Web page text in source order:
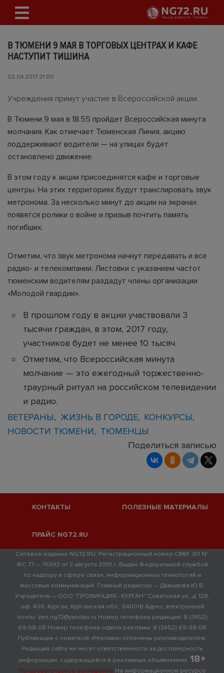
В ТЮМЕНИ 9 МАЯ В ТОРГОВЫХ ЦЕНТРАХ И КАФЕ
НАСТУПИТ ТИШИНА
02.04.2017 21:00
Учреждения примут участие в Всероссийской акции.
В Тюмени 9 мая в 18.55 пройдет Всероссийская минута
молчания. Как отмечает Тюменская Линия, акцию
поддерживают водители — на улицах будет
остановлено движение.
В этом году к акции присоединятся кафе и торговые
центры. На этих территориях будут транслировать звук
метронома. За несколько минут до акции на экранах
появятся ролики о войне и призыв почтить память
погибших.
Отметим, что звук метронома начнут передавать и все
радио- и телекомпании. Листовки с указанием частот
тюменским водителям раздадут члены организации
«Молодой гвардии».
В прошлом году в акции участвовали 3
тысячи граждан, в этом, 2017 году,
участников будет не менее 10 тысяч.
Отметим, что Всероссийская минута
молчание — это ежегодный торжественно-
траурный ритуал на российском телевидении
и радио.
ВЕТЕРАНЫ
ЖИЗНЬ В ГОРОДЕ
КОНКУРСЫ
НОВОСТИ ТЮМЕНИ
ТЮМЕНЦЫ
Поделиться записью
КОНТАКТЫ ПОЛЕЗНЫЕ МАТЕРИАЛЫ
ПРАЙС NG72.RU
Сетевое издание NG72.RU. Регистрационный номер СМИ: ЭЛ №
ФС 77 — 76393 от 2 августа 2019 г. Выдан Федеральной службой
по надзору в сфере связи, информационных технологий и
массовых коммуникаций. Главный редактор — Давыдова Ю.В.
Учредитель — ООО "ПРОВИНЦИЯ - КУРГАН" Советская ул., д. 128,
оф. 406, Курган, Курганская обл., 640018 Адрес электронной
почты: zen.ng72@yandex.ru Номер телефона редакции: 8 (3452)
69-98-08 Номер телефона отдела рекламы: 8 (3452) 69-98-08
Публикации с пометкой «Реклама» оплачены рекламодателем.
Редакция сайта не несет ответственности за достоверность
информации, содержащейся в рекламных объявлениях. 18+
Пользовательское соглашение На информационном ресурсе